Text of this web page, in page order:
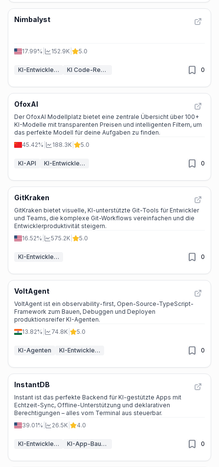
Nimbalyst
17.99% 152.9K 5.0
KI-Entwickler-Tools KI Code-Review 0
OfoxAI
Der OfoxAI Modellplatz bietet eine zentrale Übersicht über 100+
KI-Modelle mit transparenten Preisen und intelligenten Filtern, um
das perfekte Modell für deine Aufgaben zu finden.
45.42%
188.3K 5.0
KI-API KI-Entwickler-Tools 0
GitKraken
GitKraken bietet visuelle, KI-unterstützte Git-Tools für Entwickler
und Teams, die komplexe Git-Workflows vereinfachen und die
Entwicklerproduktivität steigern.
16.52%
575.2K 5.0
KI-Entwickler-Tools 0
VoltAgent
VoltAgent ist ein observability-first, Open-Source-TypeScript-
Framework zum Bauen, Debuggen und Deployen
produktionsreifer KI-Agenten.
13.82%
74.8K 5.0
KI-Agenten KI-Entwickler-Tools 0
InstantDB
Instant ist das perfekte Backend für KI-gestützte Apps mit
Echtzeit-Sync, Offline-Unterstützung und deklarativen
Berechtigungen – alles vom Terminal aus steuerbar.
39.01%
26.5K 4.0
KI-Entwickler-Tools KI-App-Baukasten 0